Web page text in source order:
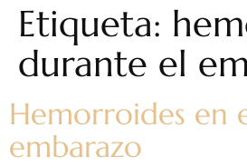
Etiqueta:
durante el
Hemorroides en
embarazo